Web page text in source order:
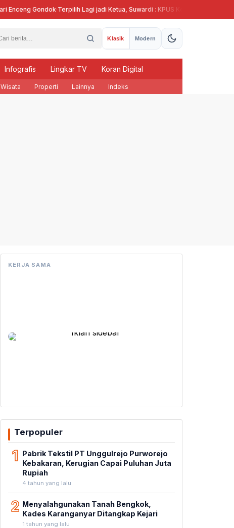
Gondok·Terpilih Lagi jadi Ketua, Suwardi : KPUS Kendal Siap Terlibat
Klasik Modern
Infografis Lingkar TV Koran Digital
Wisata Properti Lainnya Indeks
KERJA SAMA
Terpopuler
1 Pabrik Tekstil PT Unggulrejo Purworejo
Kebakaran, Kerugian Capai Puluhan Juta
Rupiah
4 tahun yang lalu
2 Menyalahgunakan Tanah Bengkok,
Kades Karanganyar Ditangkap Kejari
1 tahun yang lalu